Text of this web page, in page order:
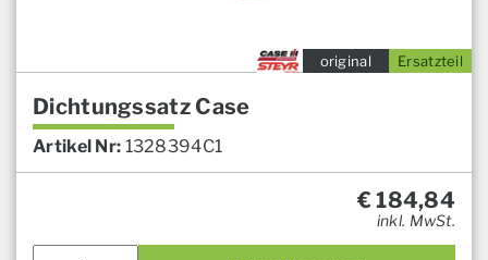
Ersatzteil
original
Dichtungssatz Case
Artikel Nr: 1328394C1
€184,84
inkl. MwSt.